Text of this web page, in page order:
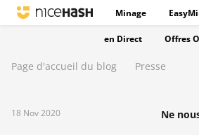
Minage
en Direct Offres
Page d'accueil du blog Presse
18 Nov 2020 Ne